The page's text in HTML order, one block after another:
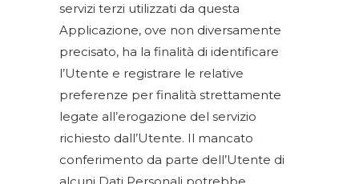
servizi terzi utilizzati da questa
Applicazione, ove non diversamente
precisato, ha la finalità di identificare
l’Utente e registrare le relative
preferenze per finalità strettamente
legate all’erogazione del servizio
richiesto dall’Utente. Il mancato
conferimento da parte dell’Utente di